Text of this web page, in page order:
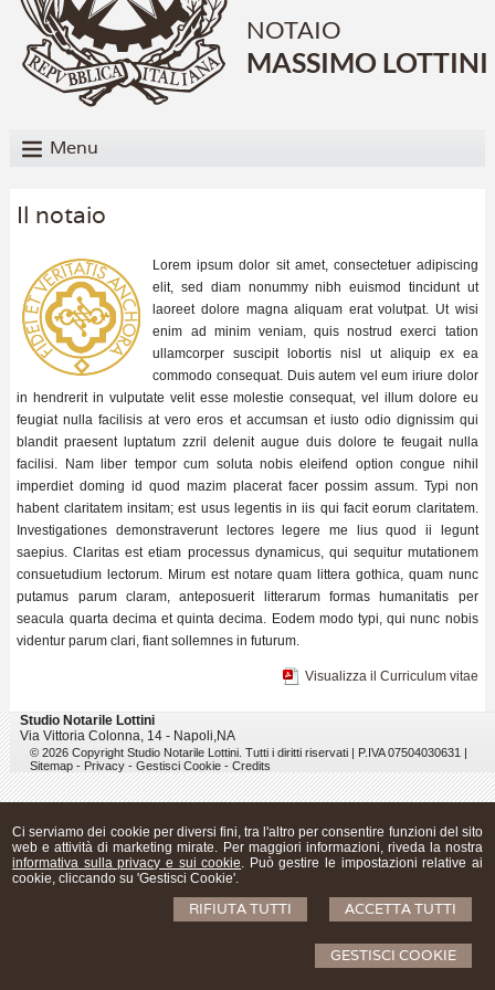
Ci serviamo dei cookie per diversi fini, tra l'altro per consentire funzioni del sito
web e attività di marketing mirate. Per maggiori informazioni, riveda la nostra
informativa sulla privacy e sui cookie. Può gestire le impostazioni relative ai
cookie, cliccando su 'Gestisci Cookie'.
ACCETTA TUTTI
RIFIUTA TUTTI
GESTISCI COOKIE
NOTAIO
MASSIMO LOTTINI
Menu
Il notaio
Lorem ipsum dolor sit amet, consectetuer adipiscing
elit, sed diam nonummy nibh euismod tincidunt ut
laoreet dolore magna aliquam erat volutpat. Ut wisi
enim ad minim veniam, quis nostrud exerci tation
ullamcorper suscipit lobortis nisl ut aliquip ex ea
commodo consequat. Duis autem vel eum iriure dolor
in hendrerit in vulputate velit esse molestie consequat, vel illum dolore eu
feugiat nulla facilisis at vero eros et accumsan et iusto odio dignissim qui
blandit praesent luptatum zzril delenit augue duis dolore te feugait nulla
facilisi. Nam liber tempor cum soluta nobis eleifend option congue nihil
imperdiet doming id quod mazim placerat facer possim assum. Typi non
habent claritatem insitam; est usus legentis in iis qui facit eorum claritatem.
Investigationes demonstraverunt lectores legere me lius quod ii legunt
saepius. Claritas est etiam processus dynamicus, qui sequitur mutationem
consuetudium lectorum. Mirum est notare quam littera gothica, quam nunc
putamus parum claram, anteposuerit litterarum formas humanitatis per
seacula quarta decima et quinta decima. Eodem modo typi, qui nunc nobis
videntur parum clari, fiant sollemnes in futurum.
Visualizza il Curriculum vitae
Studio Notarile Lottini
Via Vittoria Colonna, 14 - Napoli,NA
© 2026 Copyright Studio Notarile Lottini. Tutti i diritti riservati | P.IVA 07504030631 |
Sitemap- Privacy- Gestisci Cookie- Credits